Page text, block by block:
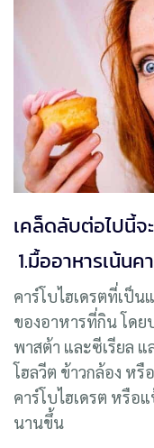
เคล็ดลับต่อไปนี้
1.มื้ออาหารเน้นค
คาร์โบไฮเดรตที่เป็
ของอาหารที่กิน โดย
พาสต้า และซีเรียล แ
โฮลวีต ข้าวกล้อง หรื
คาร์โบไฮเดรต หรือ
นานขึ้น